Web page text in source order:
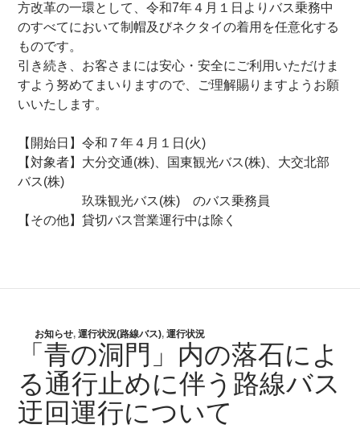
方改革の一環として、令和7年４月１日よりバス乗務中
のすべてにおいて制帽及びネクタイの着用を任意化する
ものです。
引き続き、お客さまには安心・安全にご利用いただけま
すよう努めてまいりますので、ご理解賜りますようお願
いいたします。
【開始日】令和７年４月１日(火)
【対象者】大分交通(株)、国東観光バス(株)、大交北部
バス(株)
玖珠観光バス(株) のバス乗務員
【その他】貸切バス営業運行中は除く
お知らせ, 運行状況(路線バス), 運行状況
「青の洞門」内の落石によ
る通行止めに伴う路線バス
迂回運行について